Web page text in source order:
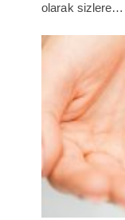
olarak sizlere…